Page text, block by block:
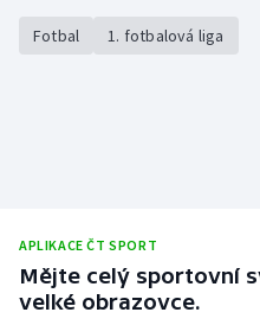
Rychlobruslení
Rychlostní kanoistika
Fotbal 1. fotbalová liga
APLIKACE ČT SPORT
Mějte celý sportovní
velké obrazovce.